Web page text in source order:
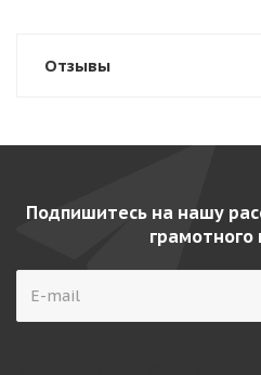
Отзывы
Подпишитесь на нашу
грамотного